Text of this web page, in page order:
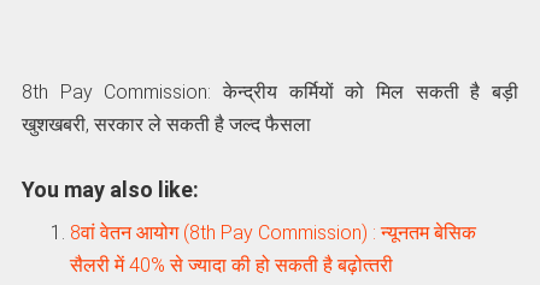
8th Pay Commission: केन्‍द्रीय कर्मियों को मिल सकती है बड़ी
खुशखबरी, सरकार ले सकती है जल्‍द फैसला
You may also like:
8वां वेतन आयोग (8th Pay Commission) : न्‍यूनतम बेसिक
सैलरी में 40% से ज्‍यादा की हो सकती है बढ़ोत्‍तरी